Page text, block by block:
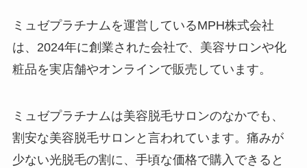
ミュゼプラチナムを運営しているMPH株式会社
は、2024年に創業された会社で、美容サロンや化
粧品を実店舗やオンラインで販売しています。
ミュゼプラチナムは美容脱毛サロンのなかでも、
割安な美容脱毛サロンと言われています。痛みが
少ない光脱毛の割に、手頃な価格で購入できると